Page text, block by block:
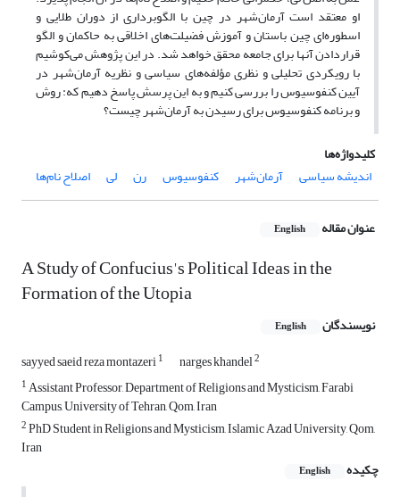
او معتقد است آرمان‌شهر در چین با الگوبرداری از دوران طلایی و
اسطوره‌ای چین باستان و آموزش فضیلت‌های اخلاقی به حاکمان و الگو
قراردادن آنها برای جامعه محقق خواهد شد. در این پژوهش می‌کوشیم
با رویکردی تحلیلی و نظری مؤلفه‌های سیاسی و نظریه آرمان‌شهر در
آیین کنفوسیوس را بررسی کنیم و به این پرسش پاسخ دهیم که: روش
و برنامه کنفوسیوس برای رسیدن به آرمان‌شهر چیست؟
کلیدواژه‌ها
اندیشه سیاسی
آرمان‌شهر کنفوسیوس رن لی اصلاح نام‌ها
عنوان مقاله English
A Study of Confucius's Political Ideas in the
Formation of the Utopia
نویسندگان English
sayyed saeid reza montazeri1 narges khandel2
1Assistant Professor, Department of Religions and Mysticism, Farabi
Campus, University of Tehran, Qom, Iran
2PhD Student in Religions and Mysticism, Islamic Azad University, Qom,
Iran
چکیده
English